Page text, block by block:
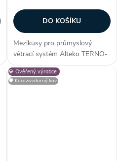
DO KOŠÍKU
Mezikusy pro průmyslový
větrací systém Alteko TERNO-
S. Vhodné pro systém řady
TERNO-S 315. Zákazníci často
dokupují...
💎 Ověřený výrobce
🛡️ Korozivzdorný kov